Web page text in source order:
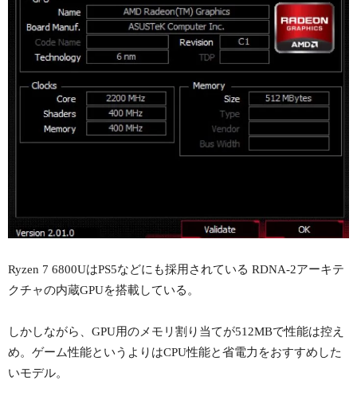
Ryzen 7 6800UはPS5などにも採用されている RDNA-2アーキテ
クチャの内蔵GPUを搭載している。
しかしながら、GPU用のメモリ割り当てが512MBで性能は控え
め。ゲーム性能というよりはCPU性能と省電力をおすすめした
いモデル。